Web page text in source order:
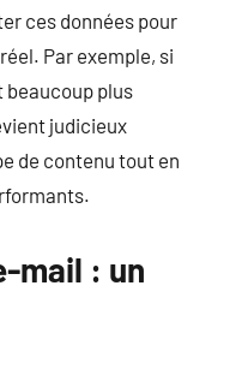
ces données pour
Par exemple, si
plus
judicieux
de contenu tout en
mail : un